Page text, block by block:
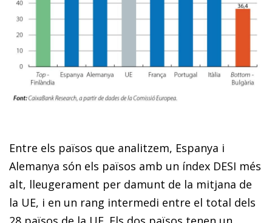
Entre els països que analitzem, Espanya i
Alemanya són els països amb un índex DESI més
alt, lleugerament per damunt de la mitjana de
la UE, i en un rang intermedi entre el total dels